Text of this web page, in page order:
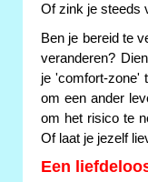
Of zink je steeds
Ben je bereid te
veranderen?
je 'comfort-zone'
om een ander
om het risico te
Of laat je jezelf
Een